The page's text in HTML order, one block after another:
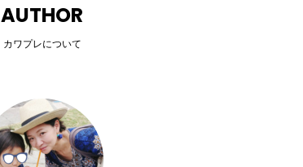
AUTHOR
カワプレについて